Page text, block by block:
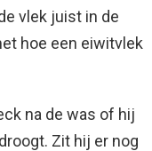
vlek juist in de
hoe een eiwitvlek
na de was of hij
Zit hij er nog